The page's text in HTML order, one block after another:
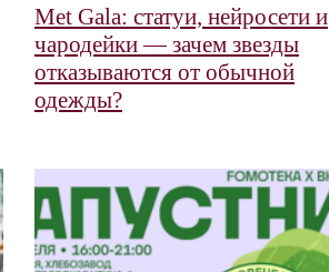
Met Gala: статуи, нейросети и
чародейки — зачем звезды
отказываются от обычной
одежды?